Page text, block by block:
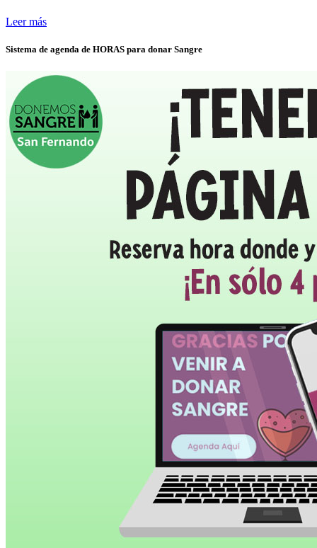
Leer más
Sistema de agenda de HORAS para donar Sangre